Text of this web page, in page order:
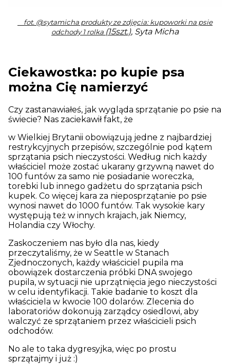
fot. @sytamicha produkty ze zdjęcia: kupoworki na psie
odchody 1 rolka (15szt.), Syta Micha
Ciekawostka: po kupie psa
można Cię namierzyć
Czy zastanawiałeś, jak wygląda sprzątanie po psie na
świecie? Nas zaciekawił fakt, że
w Wielkiej Brytanii obowiązują jedne z najbardziej
restrykcyjnych przepisów, szczególnie pod kątem
sprzątania psich nieczystości. Według nich każdy
właściciel może zostać ukarany grzywną nawet do
100 funtów za samo nie posiadanie woreczka,
torebki lub innego gadżetu do sprzątania psich
kupek. Co więcej kara za nieposprzątanie po psie
wynosi nawet do 1000 funtów. Tak wysokie kary
występują też w innych krajach, jak Niemcy,
Holandia czy Włochy.
Zaskoczeniem nas było dla nas, kiedy
przeczytaliśmy, że w Seattle w Stanach
Zjednoczonych, każdy właściciel pupila ma
obowiązek dostarczenia próbki DNA swojego
pupila, w sytuacji nie uprzątnięcia jego nieczystości
w celu identyfikacji. Takie badanie to koszt dla
właściciela w kwocie 100 dolarów. Zlecenia do
laboratoriów dokonują zarządcy osiedlowi, aby
walczyć ze sprzątaniem przez właścicieli psich
odchodów.
No ale to taka dygresyjka, więc po prostu
sprzątajmy i już :)